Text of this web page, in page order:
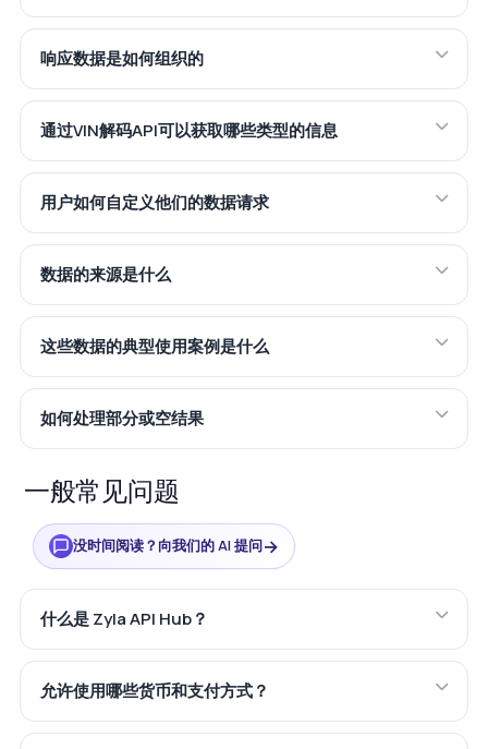
响应数据是如何组织的
通过VIN解码API可以获取哪些类型的信息
用户如何自定义他们的数据请求
数据的来源是什么
这些数据的典型使用案例是什么
如何处理部分或空结果
一般常见问题
没时间阅读？向我们的 AI 提问→
什么是 Zyla API Hub？
允许使用哪些货币和支付方式？